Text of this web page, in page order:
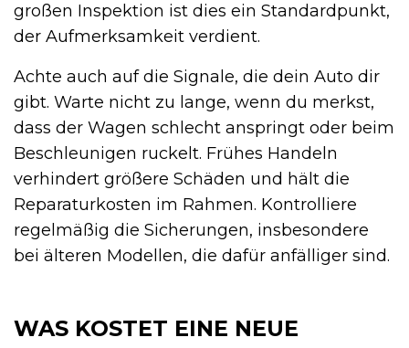
großen Inspektion ist dies ein Standardpunkt,
der Aufmerksamkeit verdient.
Achte auch auf die Signale, die dein Auto dir
gibt. Warte nicht zu lange, wenn du merkst,
dass der Wagen schlecht anspringt oder beim
Beschleunigen ruckelt. Frühes Handeln
verhindert größere Schäden und hält die
Reparaturkosten im Rahmen. Kontrolliere
regelmäßig die Sicherungen, insbesondere
bei älteren Modellen, die dafür anfälliger sind.
WAS KOSTET EINE NEUE